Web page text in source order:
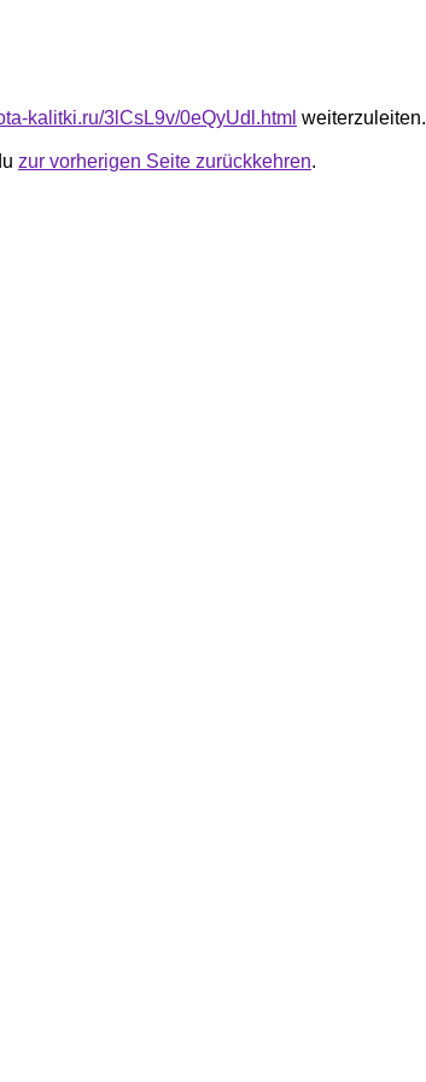
kalitki.ru/3lCsL9v/0eQyUdl.html weiterzuleiten.
zur vorherigen Seite zurückkehren.